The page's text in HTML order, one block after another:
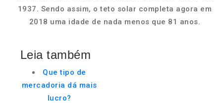
1937. Sendo assim, o teto solar completa agora em
2018 uma idade de nada menos que 81 anos.
Leia também
Que tipo de
mercadoria dá mais
lucro?